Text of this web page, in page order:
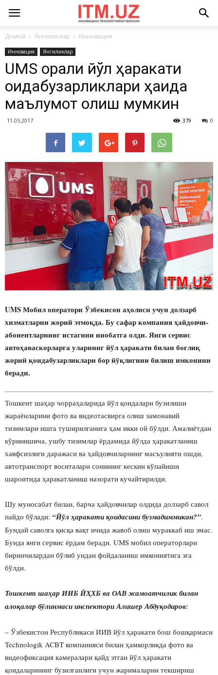
Домой Янгиликлар Инновация
Инновация Янгиликлар
UMS орқали йўл ҳаракати
қоидабузарликлари ҳақида
маълумот олиш мумкин
11.05.2017 0
379
UMS Мобил оператори Ўзбекисон аҳолиси учун долзарб
хизматларни жорий этмоқда. Бу сафар компания ҳайдовчи-
абонентларнинг истагини инобатга олди. Янги сервис
автоҳаваскорларга уларнинг йўл ҳаракати билан боғлиқ
жорий қоидабузарликлари бор йўқлигини билиш имконини
беради.
Тошкент шаҳар чорраҳаларида йўл қоидалари бузилиши
жараёнларини фото ва видеотасвирга олиш замонавий
тизимлари ишга туширилганига ҳам икки ой бўлди. Амалиётдан
кўринишича, ушбу тизимлар ёрдамида йўлда ҳаракатланиш
хавфсизлиги даражаси ва ҳайдовчиларнинг масъулияти ошди,
автотранспорт воситалари сонининг кескин кўпайиши
шароитида ҳаракатланиш назорати кучайтирилди.
Шу муносабат билан, барча ҳайдовчилар олдида долзарб савол
пайдо бўлади: “Йўл ҳаракати қоидасини бузмадиммикан?”.
Бундай саволга қисқа вақт ичида жавоб олиш мураккаб иш эмас.
Бунда янги сервис ёрдам беради. UMS мобил операторлари
биринчилардан бўлиб ундан фойдаланиш имкониятига эга
бўлди.
Тошкент шаҳар ИИБ ЙҲХБ ва ОАВ жамоатчилик билан
алоқалар бўлинмаси инспектори Алишер Абдуқодиров:
– Ўзбекистон Республикаси ИИВ йўл ҳаракати бош бошқармаси
Technologik ACBT компанияси билан ҳамкорликда фото ва
видеофиксация камералари қайд этган йўл ҳаракати
қоидаларининг бузилганлиги учун жарималарни текшириш